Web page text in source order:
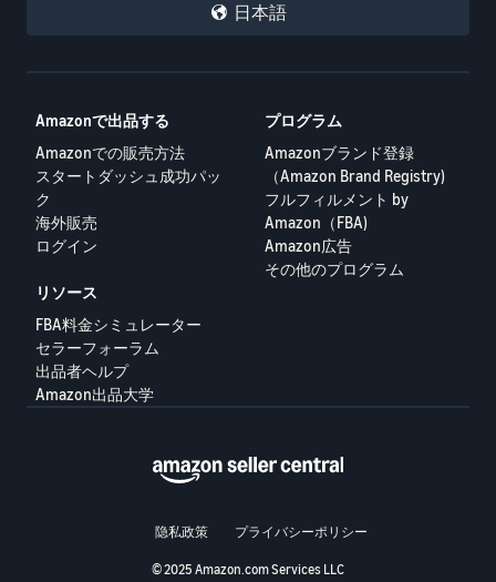
日本語
Amazonで出品する
Amazonでの販売方法
スタートダッシュ成功パッ
ク
海外販売
ログイン
プログラム
Amazonブランド登録
（Amazon Brand Registry)
フルフィルメント by
Amazon（FBA)
Amazon広告
その他のプログラム
リソース
FBA料金シミュレーター
セラーフォーラム
出品者ヘルプ
Amazon出品大学
隐私政策 プライバシーポリシー
© 2025 Amazon.com Services LLC